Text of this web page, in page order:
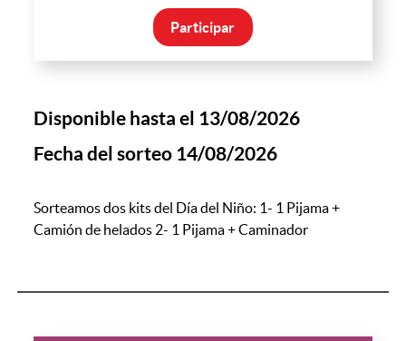
Participar
Disponible hasta el 13/08/2026
Fecha del sorteo 14/08/2026
Sorteamos dos kits del Día del Niño: 1- 1 Pijama +
Camión de helados 2- 1 Pijama + Caminador